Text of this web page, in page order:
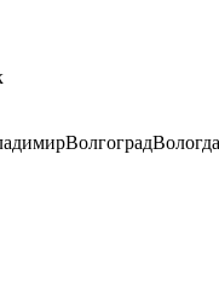
ВолгоградВологда